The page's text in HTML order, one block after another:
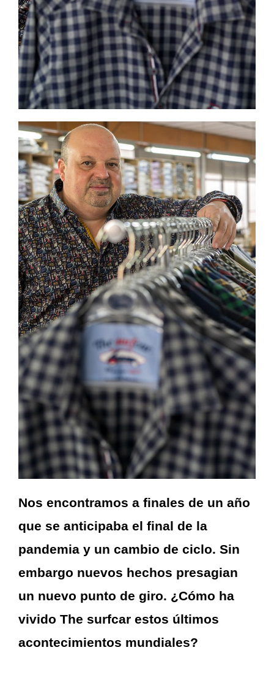
Nos encontramos a finales de un año
que se anticipaba el final de la
pandemia y un cambio de ciclo. Sin
embargo nuevos hechos presagian
un nuevo punto de giro. ¿Cómo ha
vivido The surfcar estos últimos
acontecimientos mundiales?